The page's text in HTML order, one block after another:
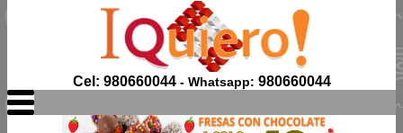
Cel: 980660044- Whatsapp: 980660044